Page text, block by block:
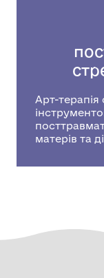
Арт-
матерів та